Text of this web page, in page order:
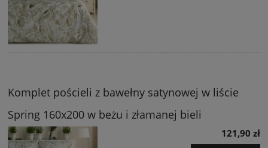
Komplet pościeli z bawełny satynowej w liście
Spring 160x200 w beżu i złamanej bieli
121,90 zł